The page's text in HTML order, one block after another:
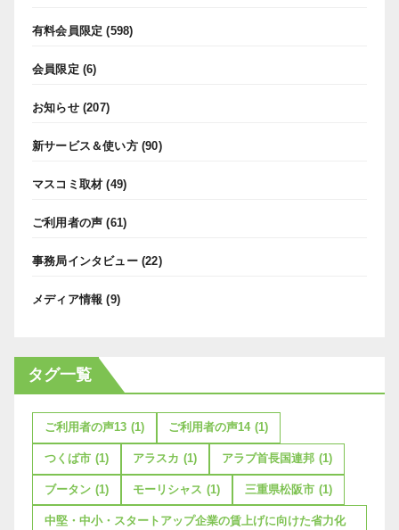
有料会員限定 (598)
会員限定 (6)
お知らせ(207)
新サービス＆使い方(90)
マスコミ取材 (49)
ご利用者の声 (61)
事務局インタビュー(22)
メディア情報 (9)
タグ一覧
ご利用者の声13 (1) ご利用者の声14 (1)
つくば市 (1) アラスカ (1) アラブ首長国連邦 (1)
ブータン (1) モーリシャス (1) 三重県松阪市 (1)
中堅・中小・スタートアップ企業の賃上げに向けた省力化